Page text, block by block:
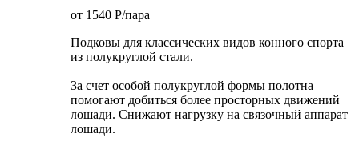
от 1540 P/пара
Подковы для классических видов конного спорта
из полукруглой стали.
За счет особой полукруглой формы полотна
помогают добиться более просторных движений
лошади. Снижают нагрузку на связочный аппарат
лошади.